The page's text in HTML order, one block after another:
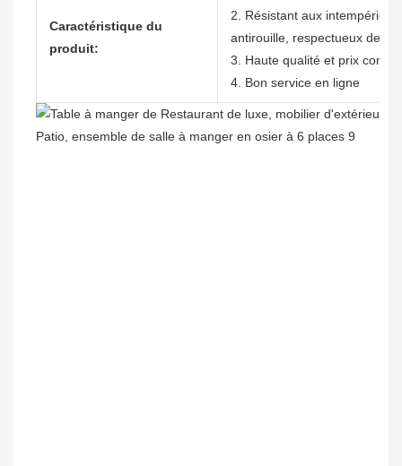
Caractéristique du
produit:
2. Résistant aux intempéries,
antirouille, respectueux de
3. Haute qualité et prix
4. Bon service en ligne